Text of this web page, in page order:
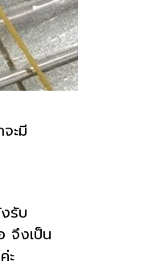
ะมี
รับ
จึงเป็น
ะ